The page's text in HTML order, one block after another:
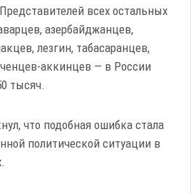
всех остальных
азербайджанцев,
лезгин, табасаранцев,
аккинцев — в России
тысяч.
что подобная ошибка стала
политической ситуации в